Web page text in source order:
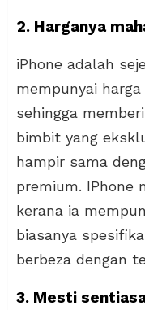
2. Harganya
iPhone adalah
mempunyai
sehingga
bimbit yang
hampir sama
premium. IPhone
kerana ia
biasanya
berbeza dengan
3. Mesti